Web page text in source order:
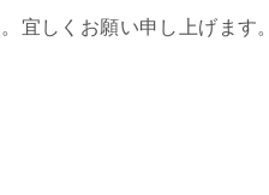
宜しくお願い申し上げます。